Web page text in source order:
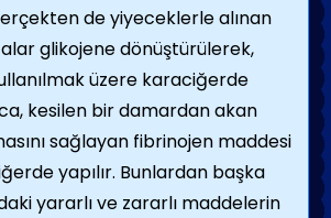
de yiyecekler­le alınan
glikojene dönüş­türülerek,
üzere ka­raciğerde
kesilen bir da­mardan akan
sağlayan fibrinojen maddesi
yapı­lır. Bunlardan başka
ya­rarlı ve zararlı maddelerin